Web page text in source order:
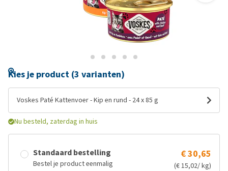
Kies je product (3 varianten)
Voskes Paté Kattenvoer - Kip en rund - 24 x 85 g
Nu besteld, zaterdag in huis
Standaard bestelling
Bestel je product eenmalig
€ 30,65
(€ 15,02/ kg)